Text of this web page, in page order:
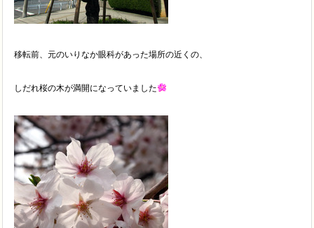
移転前、元のいりなか眼科があった場所の近くの、
しだれ桜の木が満開になっていました